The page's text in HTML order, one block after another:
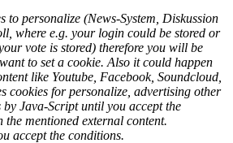
to personalize (News-System, Diskussion
where e.g. your login could be stored or
vote is stored) therefore you will be
to set a cookie. Also it could happen
like Youtube, Facebook, Soundcloud,
cookies for personalize, advertising other
Java-Script until you accept the
mentioned external content.
accept the conditions.